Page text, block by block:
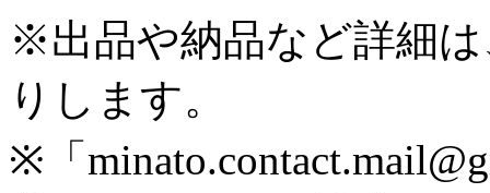
※出品や納品など詳細
りします。
※「